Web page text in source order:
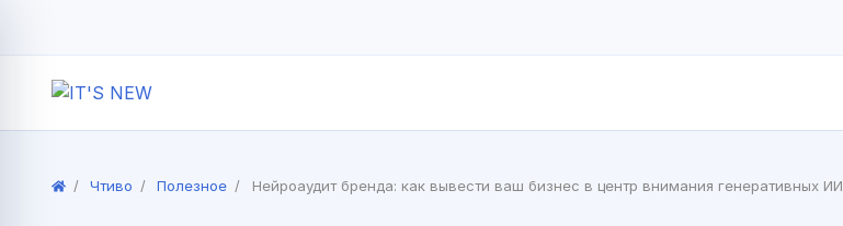
Чтиво Полезное Нейроаудит бренда: как вывести ваш бизнес в центр внимания генеративных ИИ